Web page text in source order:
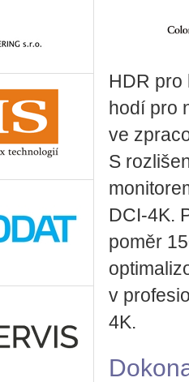
HDR pro
hodí pro
ve
S
DCI-4K.
poměr
v
4K.